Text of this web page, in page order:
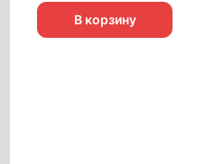
В корзину